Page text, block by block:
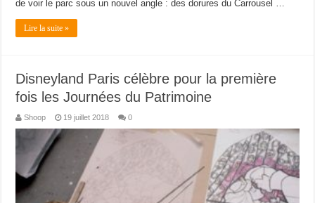
de voir le parc sous un nouvel angle : des dorures du Carrousel …
Lire la suite »
Disneyland Paris célèbre pour la première
fois les Journées du Patrimoine
Shoop 19 juillet 2018 0